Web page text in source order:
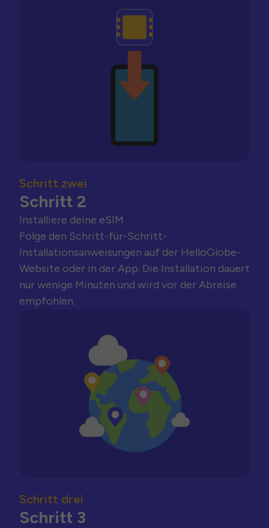
Schritt zwei
Schritt 2
Installiere deine eSIM
Folge den Schritt-für-Schritt-
Installationsanweisungen auf der HelloGlobe-
Website oder in der App. Die Installation dauert
nur wenige Minuten und wird vor der Abreise
empfohlen.
Schritt drei
Schritt 3